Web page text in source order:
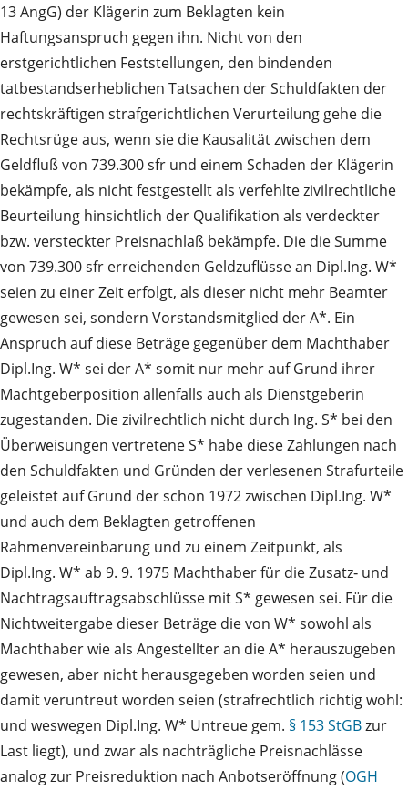
13 AngG) der Klägerin zum Beklagten kein
Haftungsanspruch gegen ihn. Nicht von den
erstgerichtlichen Feststellungen, den bindenden
tatbestandserheblichen Tatsachen der Schuldfakten der
rechtskräftigen strafgerichtlichen Verurteilung gehe die
Rechtsrüge aus, wenn sie die Kausalität zwischen dem
Geldfluß von 739.300 sfr und einem Schaden der Klägerin
bekämpfe, als nicht festgestellt als verfehlte zivilrechtliche
Beurteilung hinsichtlich der Qualifikation als verdeckter
bzw. versteckter Preisnachlaß bekämpfe. Die die Summe
von 739.300 sfr erreichenden Geldzuflüsse an Dipl.Ing. W*
seien zu einer Zeit erfolgt, als dieser nicht mehr Beamter
gewesen sei, sondern Vorstandsmitglied der A*. Ein
Anspruch auf diese Beträge gegenüber dem Machthaber
Dipl.Ing. W* sei der A* somit nur mehr auf Grund ihrer
Machtgeberposition allenfalls auch als Dienstgeberin
zugestanden. Die zivilrechtlich nicht durch Ing. S* bei den
Überweisungen vertretene S* habe diese Zahlungen nach
den Schuldfakten und Gründen der verlesenen Strafurteile
geleistet auf Grund der schon 1972 zwischen Dipl.Ing. W*
und auch dem Beklagten getroffenen
Rahmenvereinbarung und zu einem Zeitpunkt, als
Dipl.Ing. W* ab 9. 9. 1975 Machthaber für die Zusatz‑ und
Nachtragsauftragsabschlüsse mit S* gewesen sei. Für die
Nichtweitergabe dieser Beträge die von W* sowohl als
Machthaber wie als Angestellter an die A* herauszugeben
gewesen, aber nicht herausgegeben worden seien und
damit veruntreut worden seien (strafrechtlich richtig wohl:
und weswegen Dipl.Ing. W* Untreue gem. § 153 StGBzur
Last liegt), und zwar als nachträgliche Preisnachlässe
analog zur Preisreduktion nach Anbotseröffnung (OGH